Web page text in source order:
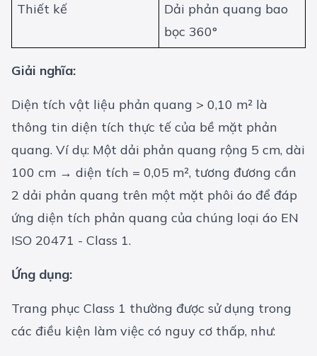
Thiết kế
Dải phản quang bao
bọc 360°
Giải nghĩa:
Diện tích vật liệu phản quang > 0,10 m² là
thông tin diện tích thực tế của bề mặt phản
quang. Ví dụ: Một dải phản quang rộng 5 cm, dài
100 cm → diện tích = 0,05 m², tương đương cần
2 dải phản quang trên một mặt phôi áo để đáp
ứng diện tích phản quang của chúng loại áo EN
ISO 20471 - Class 1.
Ứng dụng:
Trang phục Class 1 thường được sử dụng trong
các điều kiện làm việc có nguy cơ thấp, như: